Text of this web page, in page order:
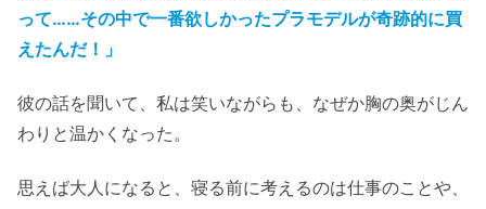
って……その中で一番欲しかったプラモデルが奇跡的に買
えたんだ！」
彼の話を聞いて、私は笑いながらも、なぜか胸の奥がじん
わりと温かくなった。
思えば大人になると、寝る前に考えるのは仕事のことや、